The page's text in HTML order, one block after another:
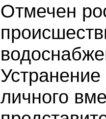
Отмечен
личного